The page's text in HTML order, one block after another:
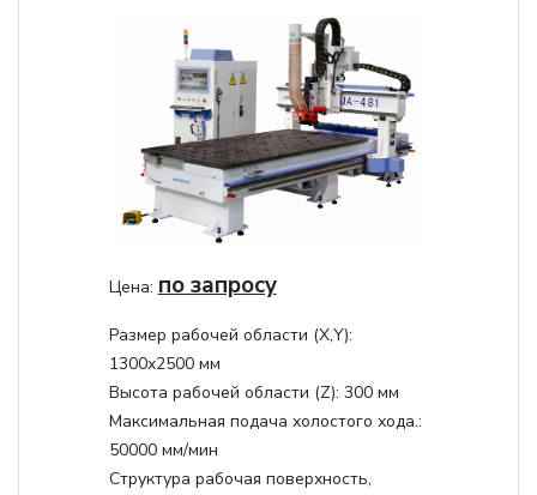
Цена: по запросу
Размер рабочей области (Х,Y):
1300x2500 мм
Высота рабочей области (Z): 300 мм
Максимальная подача холостого хода.:
50000 мм/мин
Структура рабочая поверхность,